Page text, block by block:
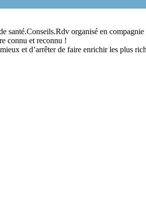
santé.Conseils.Rdv organisé en
connu et reconnu !
et d’arrêter de faire enrichir les plus